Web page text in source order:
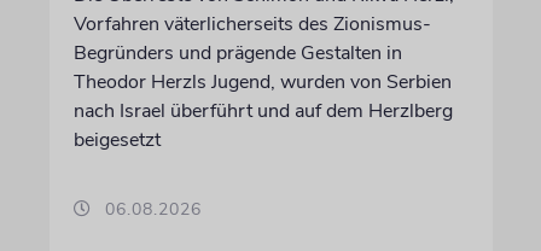
Vorfahren väterlicherseits des Zionismus-
Begründers und prägende Gestalten in
Theodor Herzls Jugend, wurden von Serbien
nach Israel überführt und auf dem Herzlberg
beigesetzt
06.08.2026